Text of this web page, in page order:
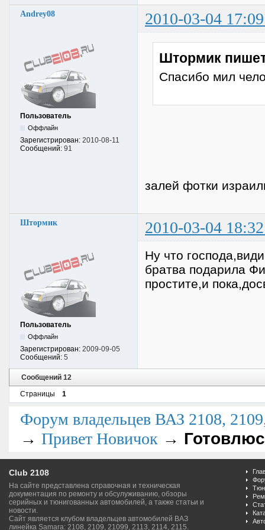
Andrey08 2010-03-04
Пользователь
Оффлайн
Зарегистрирован: 2010-08-11
Сообщений: 91
Штормик
Спасибо мил
залей фотки
Штормик 2010-03-04
Пользователь
Оффлайн
Зарегистрирован: 2009-09-05
Сообщений: 5
Ну что
братва подарила
простите,и
Сообщений 12
Страницы
1
Форум владельцев ВАЗ 2108,
→ Привет Новичок →
Club 2108
На сайте представлена справочная и техническая
документация по ремонту и обсулуживанию, обзоры
серийных и тюнигованных автомобилей, а также статьи и
новости.
Сайт является клубом владельцев автомобилей ВАЗ
линейка Samara: 2108, 2109, 21099, 2113, 2114, 2115.